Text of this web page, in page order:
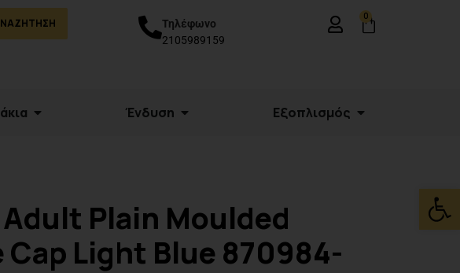
Τηλέφωνο
2105989159
0
Ένδυση Εξοπλισμός
Plain Moulded
Light Blue 870984-